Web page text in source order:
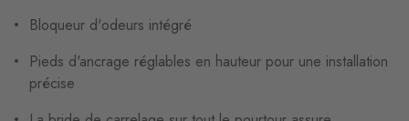
Bloqueur d'odeurs intégré
Pieds d'ancrage réglables en hauteur pour une installation
précise